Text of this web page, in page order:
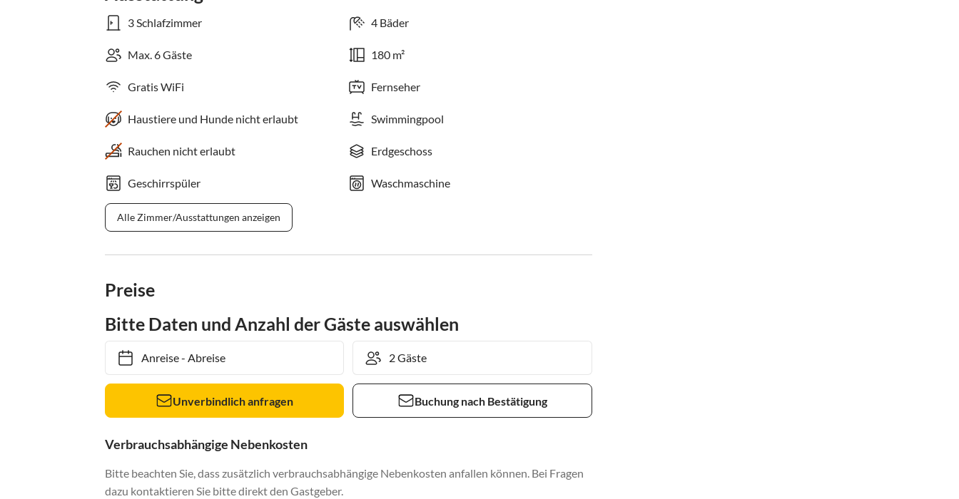
3 Schlafzimmer 4 Bäder
Max. 6 Gäste 180 m²
Gratis WiFi Fernseher
Haustiere und Hunde nicht erlaubt Swimmingpool
Rauchen nicht erlaubt Erdgeschoss
Geschirrspüler Waschmaschine
Alle Zimmer/Ausstattungen anzeigen
Preise
Bitte Daten und Anzahl der Gäste auswählen
Anreise- Abreise
Unverbindlich anfragen Buchung nach Bestätigung
Verbrauchsabhängige Nebenkosten
Bitte beachten Sie, dass zusätzlich verbrauchsabhängige Nebenkosten anfallen können. Bei Fragen
dazu kontaktieren Sie bitte direkt den Gastgeber.